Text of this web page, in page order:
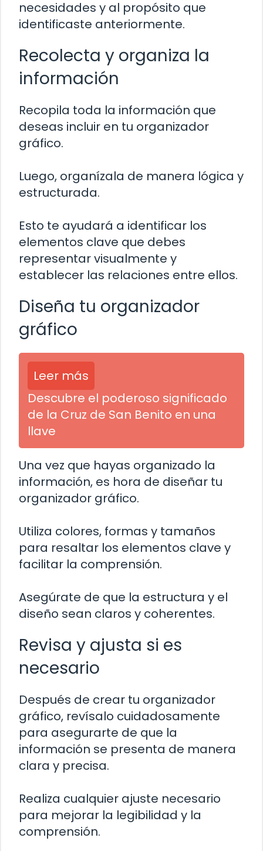
necesidades y al propósito que
identificaste anteriormente.
Recolecta y organiza la
información
Recopila toda la información que
deseas incluir en tu organizador
gráfico.
Luego, organízala de manera lógica y
estructurada.
Esto te ayudará a identificar los
elementos clave que debes
representar visualmente y
establecer las relaciones entre ellos.
Diseña tu organizador
gráfico
Leer más
Descubre el poderoso significado
de la Cruz de San Benito en una
llave
Una vez que hayas organizado la
información, es hora de diseñar tu
organizador gráfico.
Utiliza colores, formas y tamaños
para resaltar los elementos clave y
facilitar la comprensión.
Asegúrate de que la estructura y el
diseño sean claros y coherentes.
Revisa y ajusta si es
necesario
Después de crear tu organizador
gráfico, revísalo cuidadosamente
para asegurarte de que la
información se presenta de manera
clara y precisa.
Realiza cualquier ajuste necesario
para mejorar la legibilidad y la
comprensión.